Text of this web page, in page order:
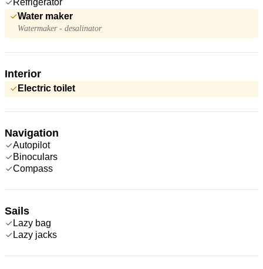
Water maker
Watermaker - desalinator
Interior
Electric toilet
Navigation
Autopilot
Binoculars
Compass
Sails
Lazy bag
Lazy jacks